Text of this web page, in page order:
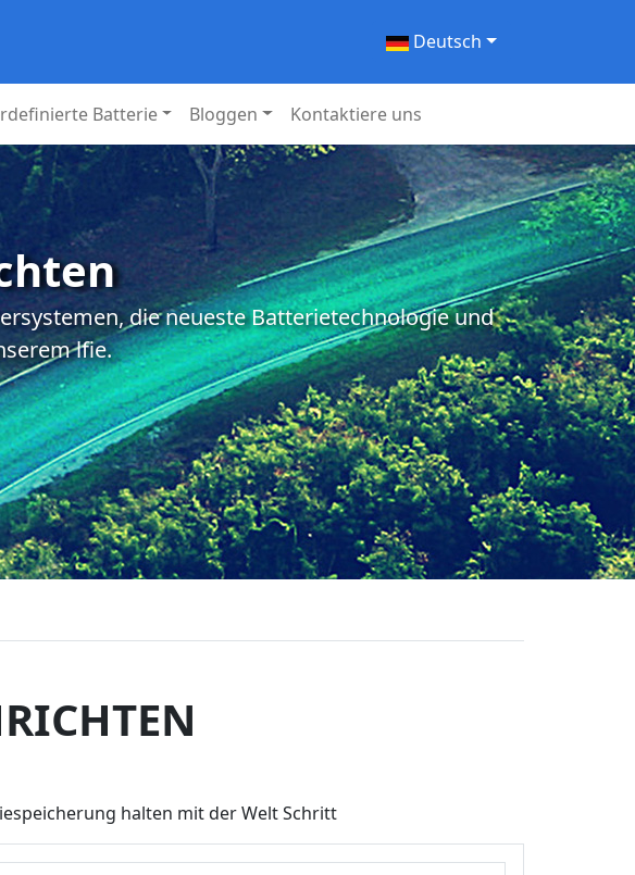
Deutsch
Batterie Bloggen Kontaktiere uns
die neueste Batterietechnologie und
lfie.
halten mit der Welt Schritt